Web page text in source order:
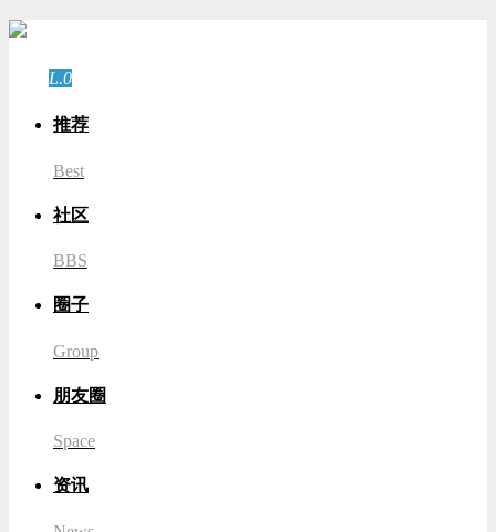
L.0
推荐
Best
社区
BBS
圈子
Group
朋友圈
Space
资讯